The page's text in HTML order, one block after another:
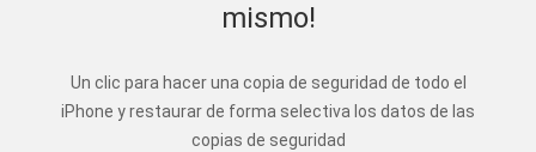
mismo!
Un clic para hacer una copia de seguridad de todo el
iPhone y restaurar de forma selectiva los datos de las
copias de seguridad